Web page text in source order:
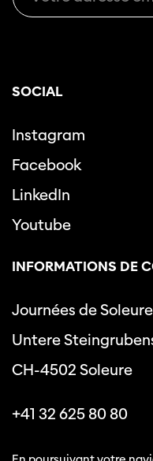
SOCIAL
Instagram
Facebook
LinkedIn
Youtube
INFORMATIONS DE
Journées de Soleure
Untere
CH-4502 Soleure
+41 32 625 80 80